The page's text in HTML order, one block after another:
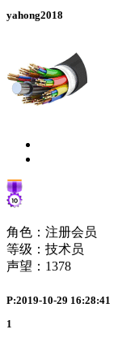
yahong2018
角色：注册会员
等级：技术员
声望： 1378
P:2019-10-29 16:28:41
1